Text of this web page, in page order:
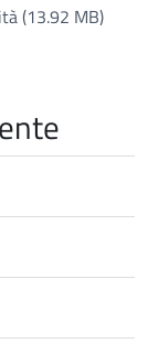
(13.92 MB)